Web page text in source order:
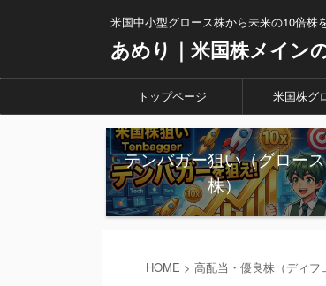
米国中小型グロース株から未来の10倍株
あめり｜米国株メイン
トップページ 米国株グ
テンバガー狙い（グロース
株）
HOME > 高配当・優良株（ディフ